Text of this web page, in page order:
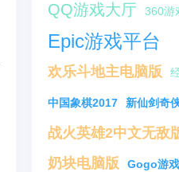
QQ游戏大厅 360游
Epic游戏平台
欢乐斗地主电脑版
中国象棋2017 新仙剑奇
战火英雄2中文无敌
奶块电脑版
Gogo游戏